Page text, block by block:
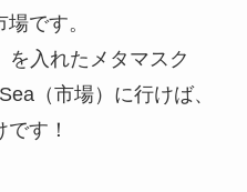
です。
を入れたメタマスク
（市場）に行けば、
す！